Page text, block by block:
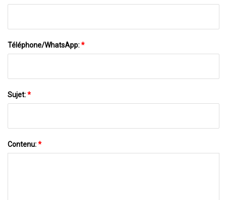
Téléphone/WhatsApp:*
Sujet:*
Contenu:*